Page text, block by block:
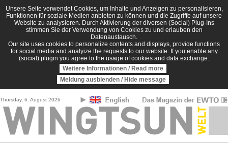
Direkt zum Inhalt
Unsere Seite verwendet Cookies, um Inhalte und Anzeigen zu personalisieren,
Funktionen für soziale Medien anbieten zu können und die Zugriffe auf unsere
Website zu analysieren. Durch Aktivierung der diversen (Social) Plug-Ins
stimmen Sie der Verwendung von Cookies zu und erlauben den
Datenaustausch.
Our site uses cookies to personalize contents and displays, provide functions
for social media and analyize the requests to our website. If you enable any
(social) plugin you agree to the usage of cookies and data exchange.
Weitere Informationen / Read more
Meldung ausblenden / Hide message
Thursday, 6. August 2026